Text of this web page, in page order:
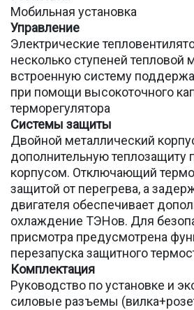
Мобильная установка
Управление
Электрические
несколько ступеней тепловой
встроенную систему
при помощи высокоточного
терморегулятора
Системы защиты
Двойной металлический
дополнительную теплозащиту
корпусом. Отключающий
защитой от перегрева, а
двигателя обеспечивает
охлаждение ТЭНов. Для
присмотра предусмотрена
перезапуска защитного
Комплектация
Руководство по установке и
силовые разъемы